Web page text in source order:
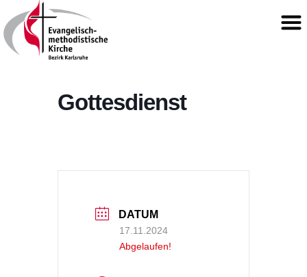
Gottesdienst
DATUM
17.11.2024
Abgelaufen!